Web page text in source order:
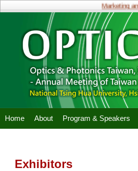
Marketing and
Home About Program & Speakers
Exhibitors